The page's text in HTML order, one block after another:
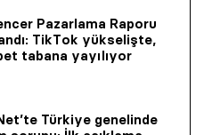
Pazarlama Raporu
TikTok yükselişte,
tabana yayılıyor
Türkiye genelinde